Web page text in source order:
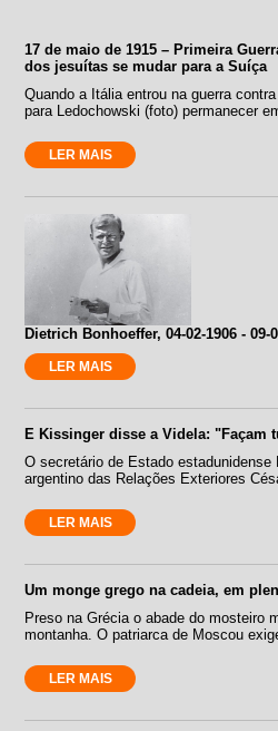
17 de maio de 1915 – Primeira
dos jesuítas se mudar para a Suíça
Quando a Itália entrou na guerra
para Ledochowski (foto) permanecer
LER MAIS
Dietrich Bonhoeffer, 04-02-1906 - 09-
LER MAIS
E Kissinger disse a Videla: "Façam
O secretário de Estado
argentino das Relações Exteriores
LER MAIS
Um monge grego na cadeia, em
Preso na Grécia o abade do mosteiro
montanha. O patriarca de Moscou
LER MAIS